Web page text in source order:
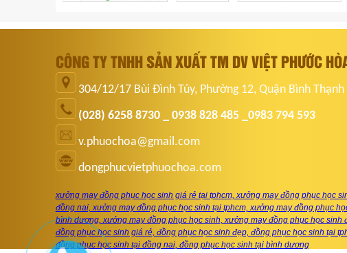
CÔNG TY TNHH SẢN XUẤT TM DV VIỆT PHƯỚC
304/12/17 Bùi Đình Túy, Phường 12, Quận Bình Thạnh
(028) 6258 8730 _ 0938 828 485 _0983 794 593
v.phuochoa@gmail.com
dongphucvietphuochoa.com
xưởng may đồng phục học sinh giá rẻ tại tphcm, xưởng may đồng phục học
đồng nai, xưởng may đồng phục học sinh tại tphcm, xưởng may đồng phục
bình dương, xưởng may đồng phục học sinh, xưởng may đồng phục học sinh
đồng phục học sinh giá rẻ, đồng phục học sinh đẹp, đồng phục học sinh tại
đồng phục học sinh tại đồng nai, đồng phục học sinh tại bình dương